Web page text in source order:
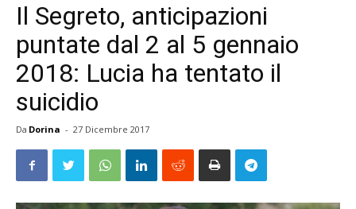
Il Segreto, anticipazioni
puntate dal 2 al 5 gennaio
2018: Lucia ha tentato il
suicidio
Da Dorina - 27 Dicembre 2017